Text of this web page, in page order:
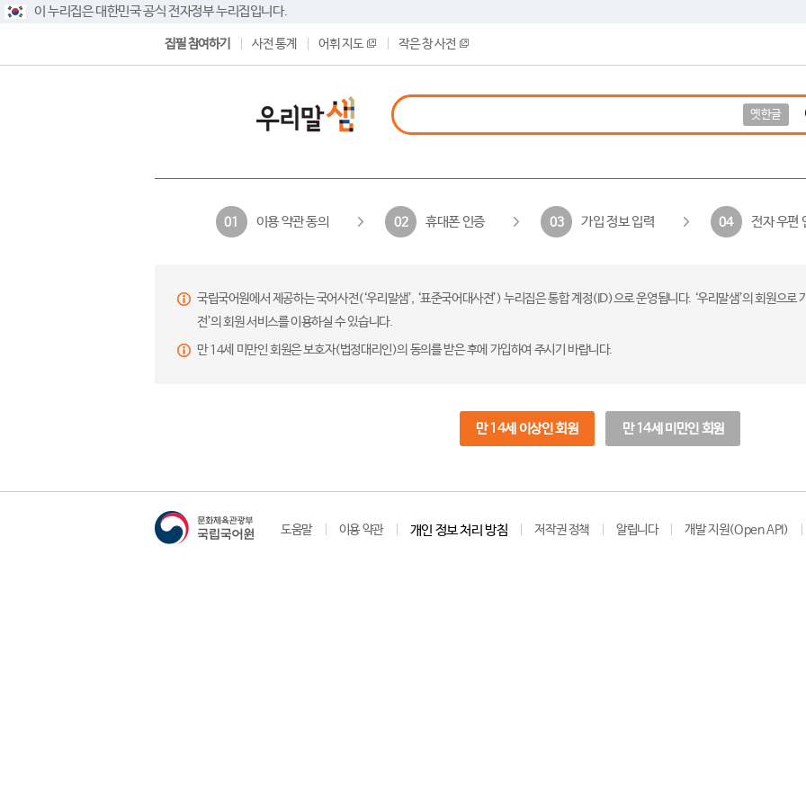
이 누리집은 대한민국 공식 전자정부 누리집입니다.
집필 참여하기 사전 통계 어휘 지도 작은 창 사전
옛한글
01 이용 약관 동의 02 휴대폰 인증 03 가입 정보 입력 04 전자 우편
국립국어원에서 제공하는 국어사전(‘우리말샘’, ‘표준국어대사전’) 누리집은 통합 계정(ID)으로 운영됩니다. ‘우리말샘’의 회원으
전’의 회원 서비스를 이용하실 수 있습니다.
만 14세 미만인 회원은 보호자(법정대리인)의 동의를 받은 후에 가입하여 주시기 바랍니다.
만 14세 이상인 회원 만 14세 미만인 회원
도움말 이용 약관 개인 정보 처리 방침 저작권 정책 알립니다 개발 지원(Open API)